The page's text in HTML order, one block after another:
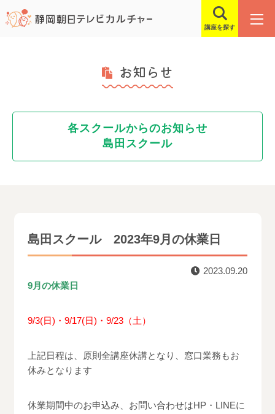
講座を探す
お知らせ
各スクールからのお知らせ
島田スクール
島田スクール 2023年9月の休業日
2023.09.20
9月の休業日
9/3(日)・9/17(日)・9/23（土）
上記日程は、原則全講座休講となり、窓口業務もお
休みとなります
休業期間中のお申込み、お問い合わせはHP・LINEに